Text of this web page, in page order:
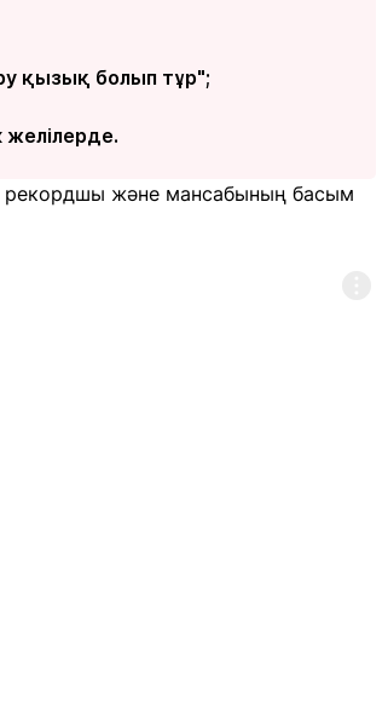
қызық болып тұр";
рекордшы және мансабының басым